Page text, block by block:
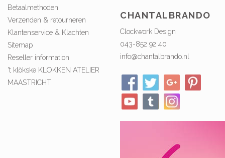
Betaalmethoden
Verzenden & retourneren
Klantenservice & Klachten
Sitemap
Reseller information
't klökske KLOKKEN ATELIER
MAASTRICHT
CHANTALBRANDO
Clockwork Design
043-852 92 40
info@chantalbrando.nl